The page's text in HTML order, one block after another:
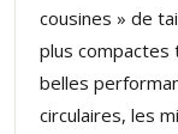
cousines » de
plus
belles
circulaires, les